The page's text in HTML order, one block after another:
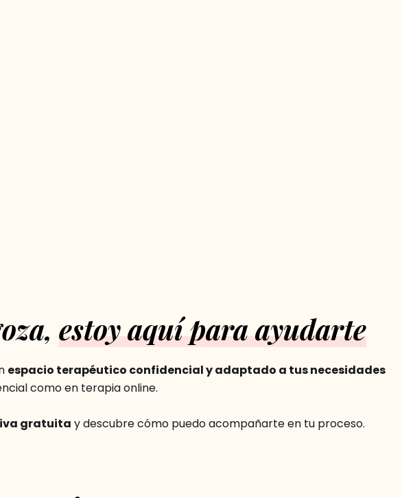
estoy aquí para ayudarte
espacio terapéutico confidencial y adaptado a tus necesidades
como en terapia online.
gratuita y descubre cómo puedo acompañarte en tu proceso.